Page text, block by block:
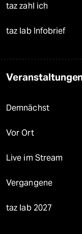
taz zahl ich
taz lab Infobrief
Veranstaltungen
Demnächst
Vor Ort
Live im Stream
Vergangene
taz lab 2027